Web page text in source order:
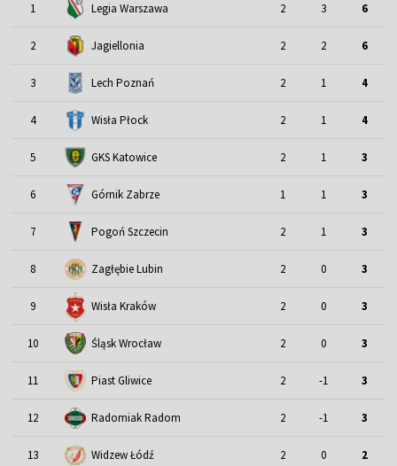
1 Legia Warszawa 2 3 6
2 Jagiellonia 2 2 6
3 Lech Poznań 2 1 4
4 Wisła Płock 2 1 4
5 GKS Katowice 2 1 3
6 Górnik Zabrze 1 1 3
7 Pogoń Szczecin 2 1 3
8 Zagłębie Lubin 2 0 3
9 Wisła Kraków 2 0 3
10 Śląsk Wrocław 2 0 3
11 Piast Gliwice 2 -1 3
12 Radomiak Radom 2 -1 3
13 Widzew Łódź 2 0 2